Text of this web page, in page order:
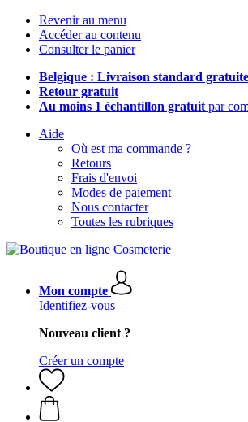
Revenir au menu
Accéder au contenu
Consulter le panier
Belgique : Livraison standard gratuite
Retour gratuit
Au moins 1 échantillon gratuit par
Aide
Où est ma commande ?
Retours
Frais d'envoi
Modes de paiement
Nous contacter
Toutes les rubriques
Mon compte
Identifiez-vous
Nouveau client ?
Créer un compte